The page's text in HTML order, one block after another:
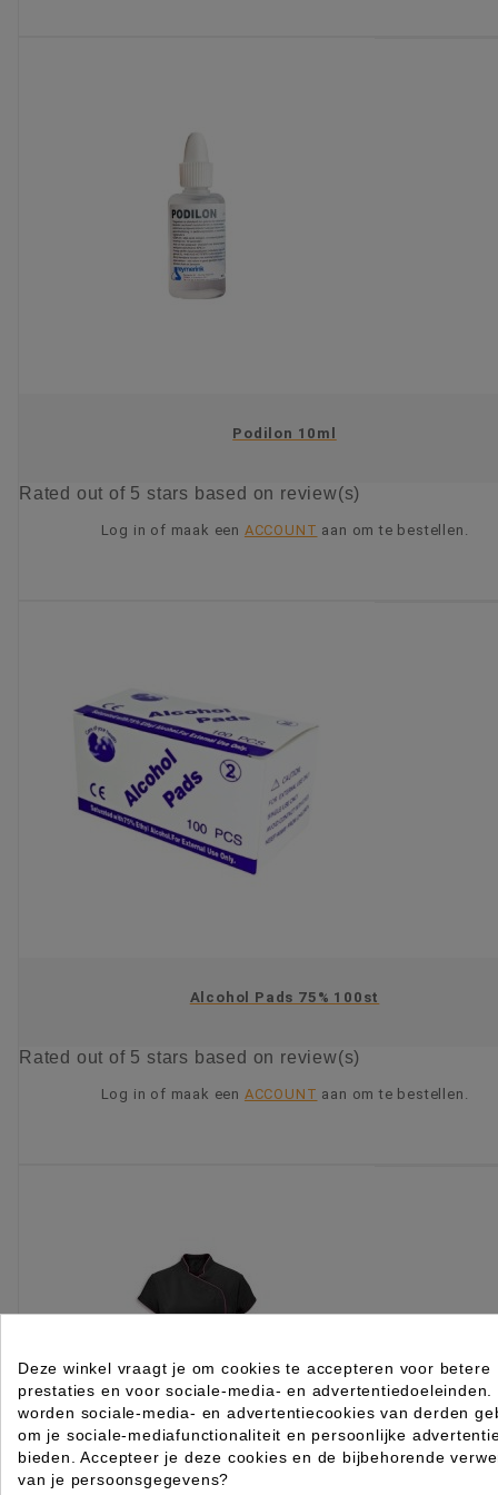
Podilon 10ml
Rated out of 5 stars based on review(s)
Log in of maak een ACCOUNT aan om te bestellen.
Alcohol Pads 75% 100st
Rated out of 5 stars based on review(s)
Log in of maak een ACCOUNT aan om te bestellen.
Deze winkel vraagt je om cookies te accepteren voor betere
prestaties en voor sociale-media- en advertentiedoeleinden.
worden sociale-media- en advertentiecookies van derden
om je sociale-mediafunctionaliteit en persoonlijke
bieden. Accepteer je deze cookies en de bijbehorende
van je persoonsgegevens?